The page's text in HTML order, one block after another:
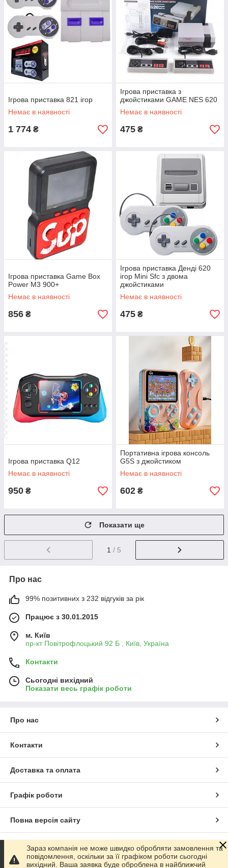
Ігрова приставка 821 ігор
Немає в наявності
1 774 ₴
Ігрова приставка з
джойстиками GAME NES 620
Немає в наявності
475 ₴
Ігрова приставка Game Box
Power M3 900+
Немає в наявності
856 ₴
Ігрова приставка Денді 620
ігор Mini Sfc з двома
джойстиками
Немає в наявності
475 ₴
Ігрова приставка Q12
Немає в наявності
950 ₴
Портативна ігрова консоль
G5S з джойстиком
Немає в наявності
602 ₴
Показати ще
1 / 5
Про нас
99% позитивних з 232 відгуків за рік
Працює з 30.01.2015
м. Київ
пр-кт Повітрофлоцький 92 Б , Київ, Україна
Контакти
Сьогодні вихідний
Показати весь графік роботи
Про нас
Контакти
Доставка та оплата
Графік роботи
Повна версія сайту
Сайт створено на маркетплейсі Prom.ua
Зараз компанія не може швидко обробляти замовлення та
повідомлення, оскільки за її графіком роботи сьогодні
вихідний. Ваша заявка буде оброблена в найближчий